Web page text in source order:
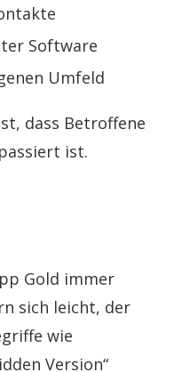
Software
Umfeld
dass Betroffene
ist.
Gold immer
sich leicht, der
wie
Version“